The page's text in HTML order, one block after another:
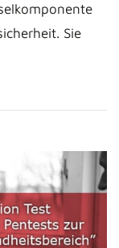
Sie